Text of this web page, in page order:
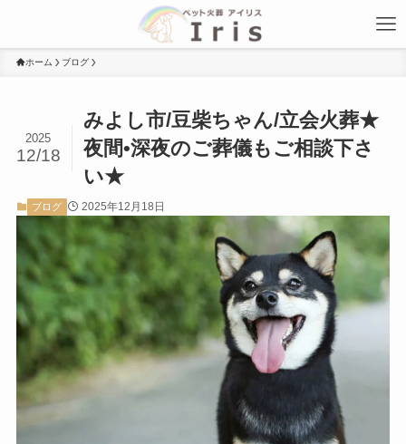
ホーム ブログ
みよし市/豆柴ちゃん/立会火葬★
夜間•深夜のご葬儀もご相談下さ
い★
2025
12/18
ブログ 2025年12月18日